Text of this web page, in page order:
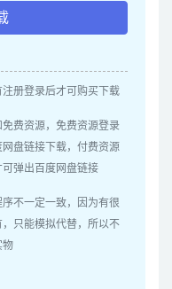
册登录后才可购买下载
费资源，免费资源登录
盘链接下载，付费资源
弹出百度网盘链接
不一定一致，因为有很
只能模拟代替，所以不
物